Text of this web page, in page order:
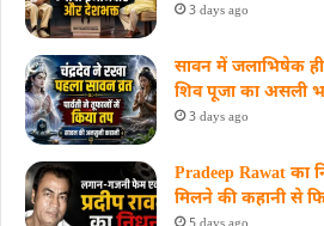
3 days ago
सावन में जलाभिषेक
शिव पूजा का असली
3 days ago
Pradeep Rawat का
मिलने की कहानी से